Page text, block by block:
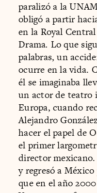
paralizó a la
obligó a partir
en la Royal
Drama. Lo que
palabras, un
ocurre en la vida.
él se imaginaba
un actor de teatro
Europa, cuando
Alejandro
hacer el papel de
el primer
director
y regresó a
que en el año